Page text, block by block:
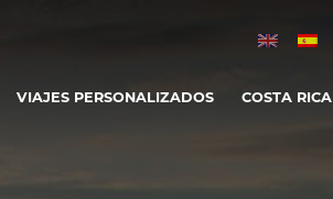
VIAJES PERSONALIZADOS COSTA RICA